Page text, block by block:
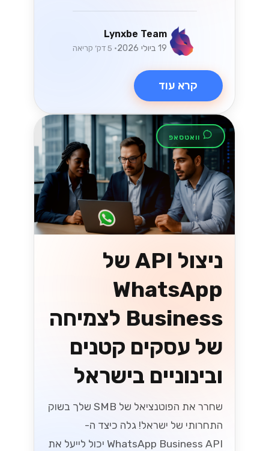
Lynxbe Team
19 ביולי 2026 • 5 דק׳ קריאה
קרא עוד
וואטסאפ
ניצול API של
WhatsApp
Business לצמיחה
של עסקים קטנים
ובינוניים בישראל
שחרר את הפוטנציאל של SMB שלך בשוק
התחרותי של ישראל! גלה כיצד ה-
WhatsApp Business API יכול לייעל את